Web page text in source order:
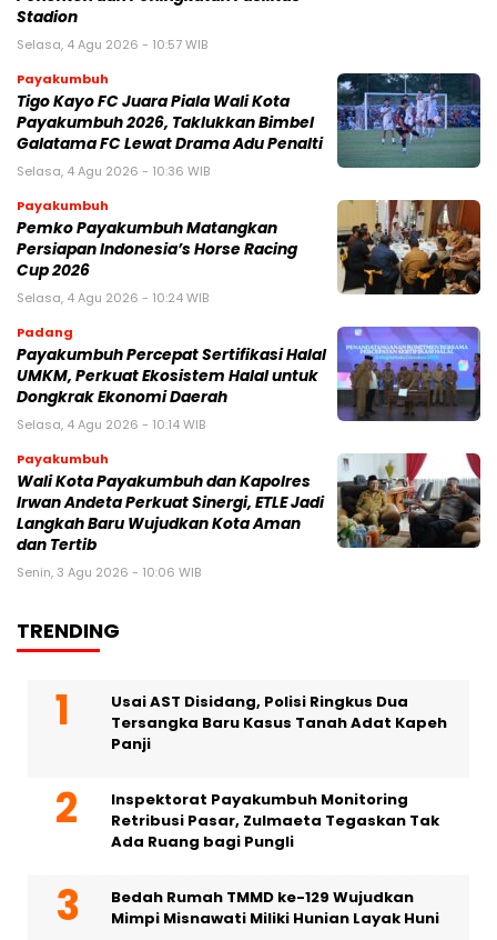
Stadion
Selasa, 4 Agu 2026 - 10:57 WIB
Payakumbuh
Tigo Kayo FC Juara Piala Wali Kota
Payakumbuh 2026, Taklukkan Bimbel
Galatama FC Lewat Drama Adu Penalti
Selasa, 4 Agu 2026 - 10:36 WIB
Payakumbuh
Pemko Payakumbuh Matangkan
Persiapan Indonesia’s Horse Racing
Cup 2026
Selasa, 4 Agu 2026 - 10:24 WIB
Padang
Payakumbuh Percepat Sertifikasi Halal
UMKM, Perkuat Ekosistem Halal untuk
Dongkrak Ekonomi Daerah
Selasa, 4 Agu 2026 - 10:14 WIB
Payakumbuh
Wali Kota Payakumbuh dan Kapolres
Irwan Andeta Perkuat Sinergi, ETLE Jadi
Langkah Baru Wujudkan Kota Aman
dan Tertib
Senin, 3 Agu 2026 - 10:06 WIB
TRENDING
Usai AST Disidang, Polisi Ringkus Dua
Tersangka Baru Kasus Tanah Adat Kapeh
Panji
Inspektorat Payakumbuh Monitoring
Retribusi Pasar, Zulmaeta Tegaskan Tak
Ada Ruang bagi Pungli
Bedah Rumah TMMD ke-129 Wujudkan
Mimpi Misnawati Miliki Hunian Layak Huni